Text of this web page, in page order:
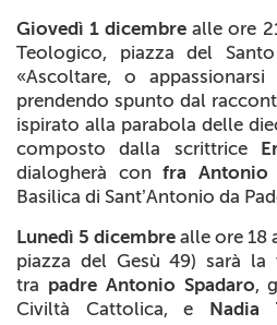
Giovedì 1 dicembre alle ore
Teologico, piazza del
«Ascoltare, o
prendendo spunto dal
ispirato alla parabola delle
composto dalla scrittrice
dialogherà con fra Antonio
Basilica di Sant’Antonio da
Lunedì 5 dicembre alle ore 18
piazza del Gesù 49) sarà
tra padre Antonio Spadaro,
Civiltà Cattolica, e Nadia